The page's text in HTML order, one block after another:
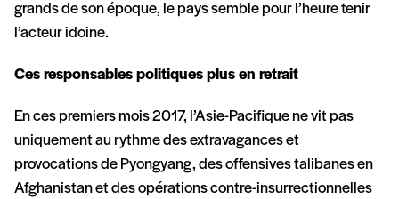
grands de son époque, le pays semble pour l’heure tenir
l’acteur idoine.
Ces responsables politiques plus en retrait
En ces premiers mois 2017, l’Asie-Pacifique ne vit pas
uniquement au rythme des extravagances et
provocations de Pyongyang, des offensives talibanes en
Afghanistan et des opérations contre-insurrectionnelles